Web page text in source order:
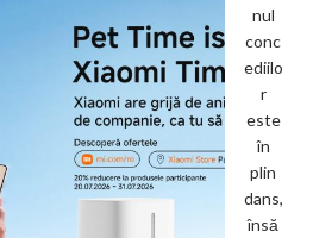
nul
conc
ediilo
r
este
în
plin
dans,
însă